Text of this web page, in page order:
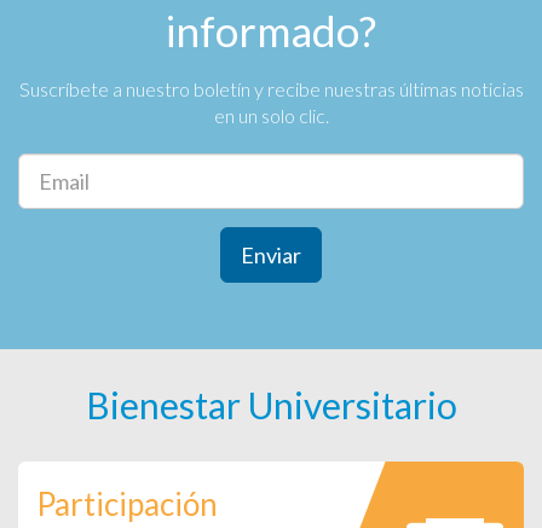
informado?
Suscríbete a nuestro boletín y recibe nuestras últimas noticias
en un solo clic.
Enviar
Bienestar Universitario
Participación